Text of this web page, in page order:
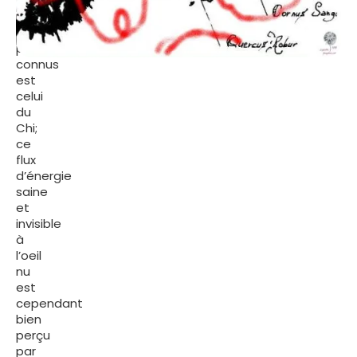
des
premiers
principes
connus
est
celui
du
Chi;
ce
flux
d’énergie
saine
et
invisible
à
l’oeil
nu
est
cependant
bien
perçu
par